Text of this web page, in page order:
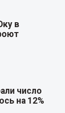
в
число
на 12%